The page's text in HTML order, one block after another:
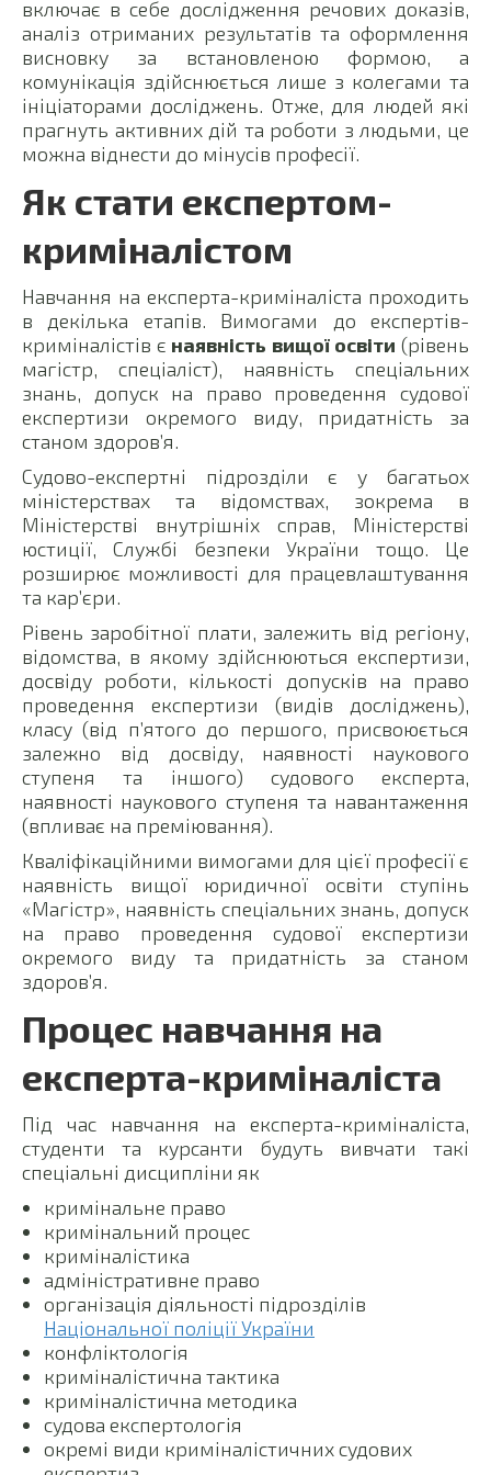
включає в себе дослідження речових доказів,
аналіз отриманих результатів та оформлення
висновку за встановленою формою, а
комунікація здійснюється лише з колегами та
ініціаторами досліджень. Отже, для людей які
прагнуть активних дій та роботи з людьми, це
можна віднести до мінусів професії.
Як стати експертом-
криміналістом
Навчання на експерта-криміналіста проходить
в декілька етапів. Вимогами до експертів-
криміналістів є наявність вищої освіти (рівень
магістр, спеціаліст), наявність спеціальних
знань, допуск на право проведення судової
експертизи окремого виду, придатність за
станом здоров’я.
Судово-експертні підрозділи є у багатьох
міністерствах та відомствах, зокрема в
Міністерстві внутрішніх справ, Міністерстві
юстиції, Службі безпеки України тощо. Це
розширює можливості для працевлаштування
та кар’єри.
Рівень заробітної плати, залежить від регіону,
відомства, в якому здійснюються експертизи,
досвіду роботи, кількості допусків на право
проведення експертизи (видів досліджень),
класу (від п’ятого до першого, присвоюється
залежно від досвіду, наявності наукового
ступеня та іншого) судового експерта,
наявності наукового ступеня та навантаження
(впливає на преміювання).
Кваліфікаційними вимогами для цієї професії є
наявність вищої юридичної освіти ступінь
«Магістр», наявність спеціальних знань, допуск
на право проведення судової експертизи
окремого виду та придатність за станом
здоров’я.
Процес навчання на
експерта-криміналіста
Під час навчання на експерта-криміналіста,
студенти та курсанти будуть вивчати такі
спеціальні дисципліни як
кримінальне право
кримінальний процес
криміналістика
адміністративне право
організація діяльності підрозділів
Національної поліції України
конфліктологія
криміналістична тактика
криміналістична методика
судова експертологія
окремі види криміналістичних судових